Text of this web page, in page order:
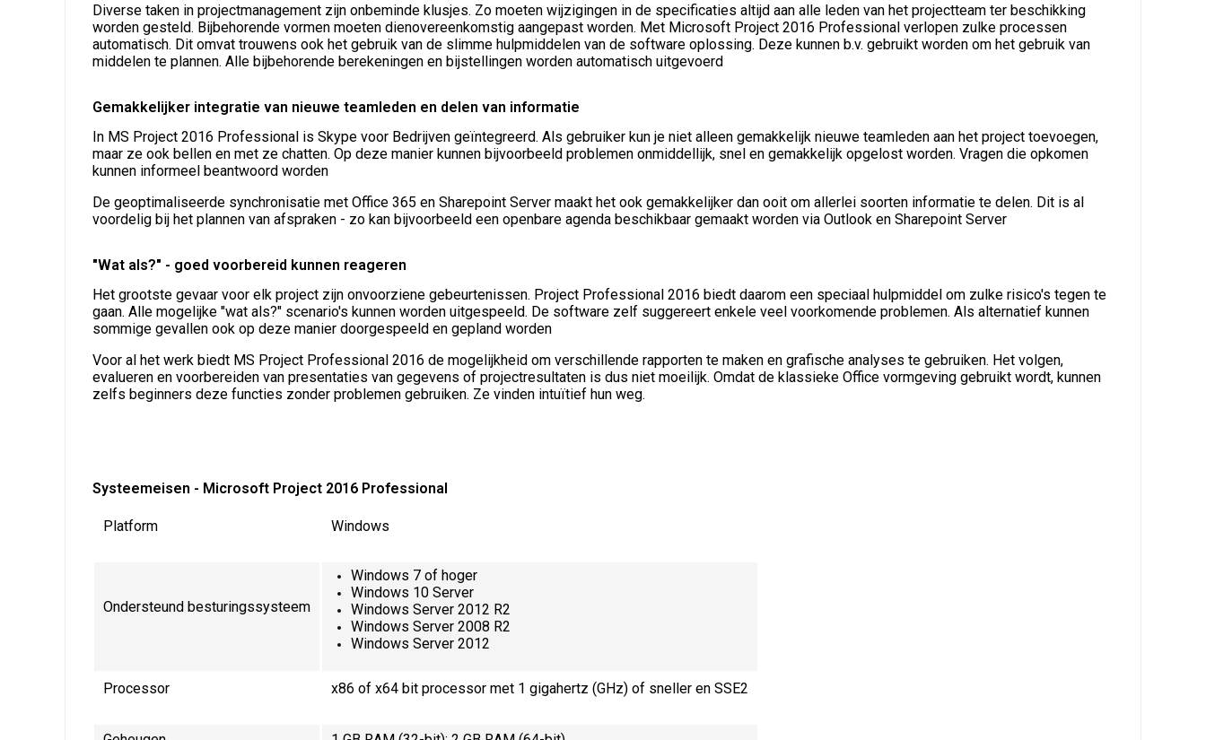
Diverse taken in projectmanagement zijn onbeminde klusjes. Zo moeten wijzigingen in de specificaties altijd aan alle leden van het projectteam ter beschikking
worden gesteld. Bijbehorende vormen moeten dienovereenkomstig aangepast worden. Met Microsoft Project 2016 Professional verlopen zulke processen
automatisch. Dit omvat trouwens ook het gebruik van de slimme hulpmiddelen van de software oplossing. Deze kunnen b.v. gebruikt worden om het gebruik van
middelen te plannen. Alle bijbehorende berekeningen en bijstellingen worden automatisch uitgevoerd
Gemakkelijker integratie van nieuwe teamleden en delen van informatie
In MS Project 2016 Professional is Skype voor Bedrijven geïntegreerd. Als gebruiker kun je niet alleen gemakkelijk nieuwe teamleden aan het project toevoegen,
maar ze ook bellen en met ze chatten. Op deze manier kunnen bijvoorbeeld problemen onmiddellijk, snel en gemakkelijk opgelost worden. Vragen die opkomen
kunnen informeel beantwoord worden
De geoptimaliseerde synchronisatie met Office 365 en Sharepoint Server maakt het ook gemakkelijker dan ooit om allerlei soorten informatie te delen. Dit is al
voordelig bij het plannen van afspraken - zo kan bijvoorbeeld een openbare agenda beschikbaar gemaakt worden via Outlook en Sharepoint Server
"Wat als?" - goed voorbereid kunnen reageren
Het grootste gevaar voor elk project zijn onvoorziene gebeurtenissen. Project Professional 2016 biedt daarom een speciaal hulpmiddel om zulke risico's tegen te
gaan. Alle mogelijke "wat als?" scenario's kunnen worden uitgespeeld. De software zelf suggereert enkele veel voorkomende problemen. Als alternatief kunnen
sommige gevallen ook op deze manier doorgespeeld en gepland worden
Voor al het werk biedt MS Project Professional 2016 de mogelijkheid om verschillende rapporten te maken en grafische analyses te gebruiken. Het volgen,
evalueren en voorbereiden van presentaties van gegevens of projectresultaten is dus niet moeilijk. Omdat de klassieke Office vormgeving gebruikt wordt, kunnen
zelfs beginners deze functies zonder problemen gebruiken. Ze vinden intuïtief hun weg.
Systeemeisen - Microsoft Project 2016 Professional
Platform Windows
Ondersteund besturingssysteem
Windows 7 of hoger
Windows 10 Server
Windows Server 2012 R2
Windows Server 2008 R2
Windows Server 2012
Processor x86 of x64 bit processor met 1 gigahertz (GHz) of sneller en SSE2